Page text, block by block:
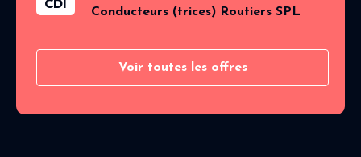
Conducteurs (trices) Routiers SPL
Voir toutes les offres